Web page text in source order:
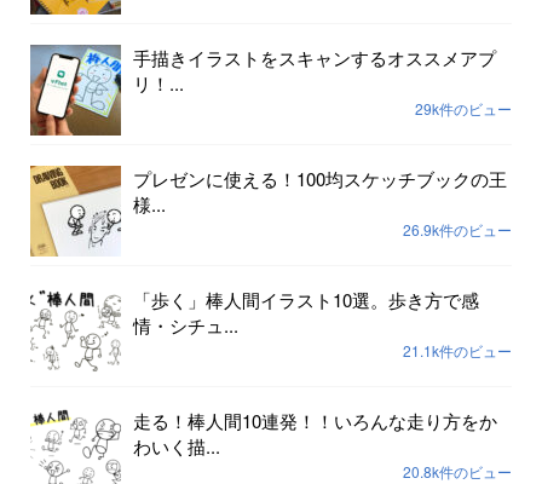
手描きイラストをスキャンするオススメアプ
リ！...
29k件のビュー
プレゼンに使える！100均スケッチブックの王
様...
26.9k件のビュー
「歩く」棒人間イラスト10選。歩き方で感
情・シチュ...
21.1k件のビュー
走る！棒人間10連発！！いろんな走り方をか
わいく描...
20.8k件のビュー